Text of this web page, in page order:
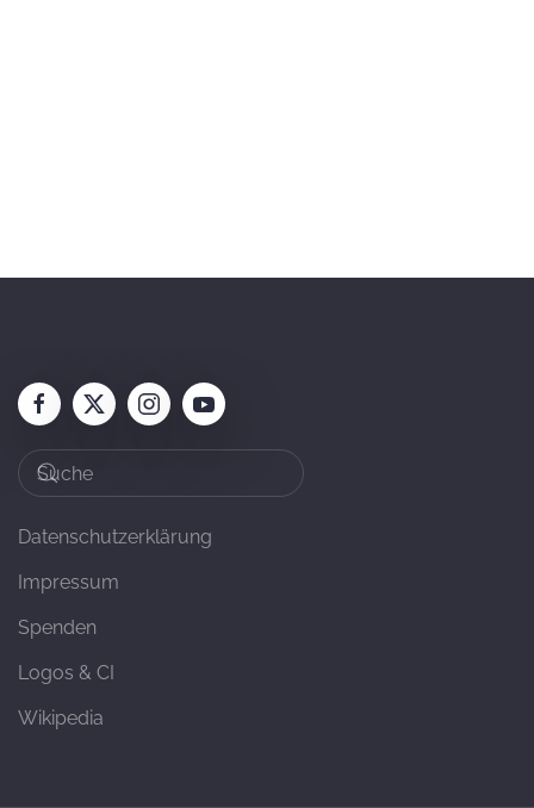
Datenschutzerklärung
Impressum
Spenden
Logos & CI
Wikipedia